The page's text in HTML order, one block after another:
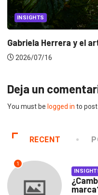
INSIGHTS
Gabriela Herrera y el
2026/07/16
Deja un
You must be logged in to
RECENT
1